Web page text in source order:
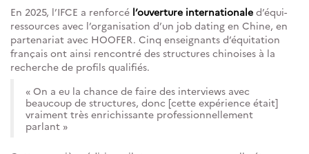
En 2025, l’IFCE a renforcé l’ouverture internationale d’équi-
ressources avec l’organisation d’un job dating en Chine, en
partenariat avec HOOFER. Cinq enseignants d’équitation
français ont ainsi rencontré des structures chinoises à la
recherche de profils qualifiés.
« On a eu la chance de faire des interviews avec
beaucoup de structures, donc [cette expérience était]
vraiment très enrichissante professionnellement
parlant »